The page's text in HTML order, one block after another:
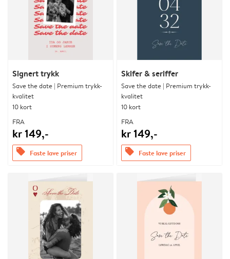
Signert trykk
Save the date | Premium trykk-
kvalitet
10 kort
FRA
kr 149,-
offers Faste lave priser
Skifer & seriffer
Save the date | Premium trykk-
kvalitet
10 kort
FRA
kr 149,-
offers Faste lave priser